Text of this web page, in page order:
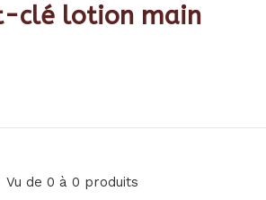
clé lotion main
Vu de 0 à 0 produits